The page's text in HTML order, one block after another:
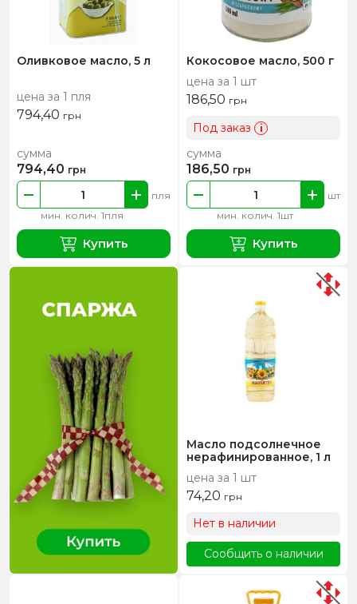
Оливковое масло, 5 л
цена за 1 пля
794,40 грн
мин. колич. 1пля
пля
сумма
794,40 грн
Купить
Кокосовое масло, 500 г
цена за 1 шт
186,50 грн
Под заказ i
мин. колич. 1шт
шт
сумма
186,50 грн
Купить
Масло подсолнечное
нерафинированное, 1 л
цена за 1 шт
74,20 грн
Нет в наличии
Сообщить о наличии